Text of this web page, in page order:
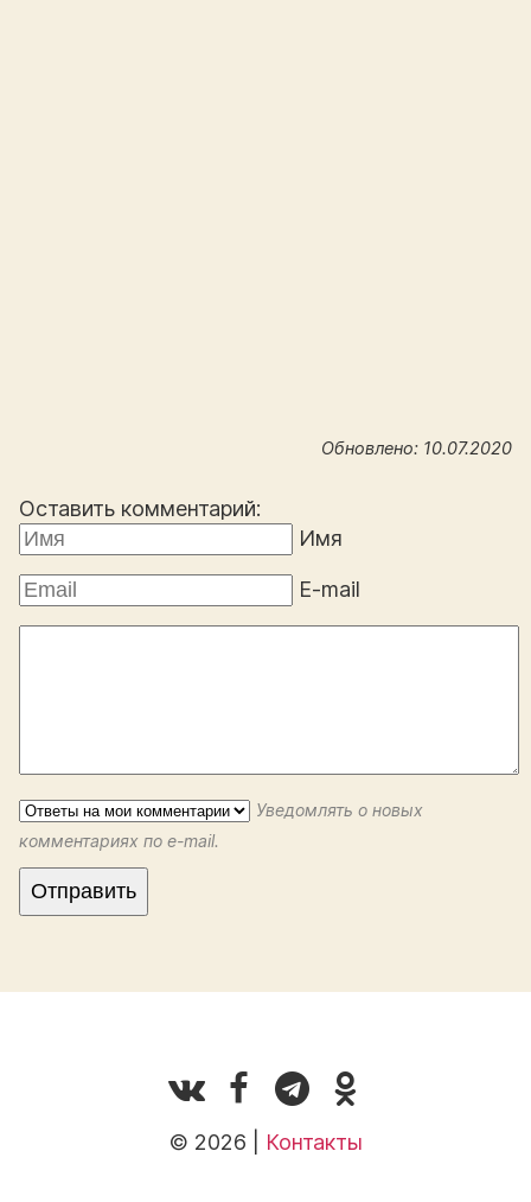
Обновлено: 10.07.2020
Оставить комментарий:
Имя
E-mail
Уведомлять о новых
комментариях по e-mail.
© 2026 | Контакты